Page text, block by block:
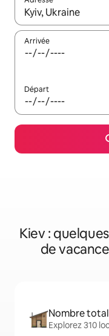
Lorsque les résultats
Arrivée
Départ
Kiev :
de
Nombre
Explorez 310